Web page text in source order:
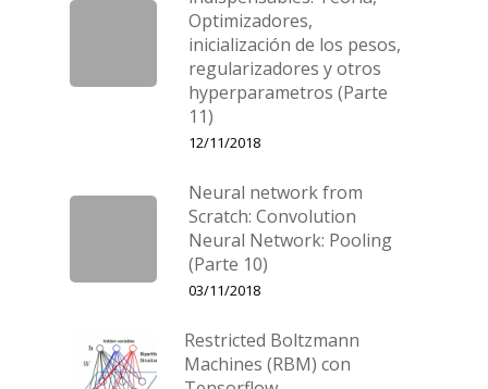
Optimizadores,
inicialización de los pesos,
regularizadores y otros
hyperparametros (Parte
11)
12/11/2018
Neural network from
Scratch: Convolution
Neural Network: Pooling
(Parte 10)
03/11/2018
Restricted Boltzmann
Machines (RBM) con